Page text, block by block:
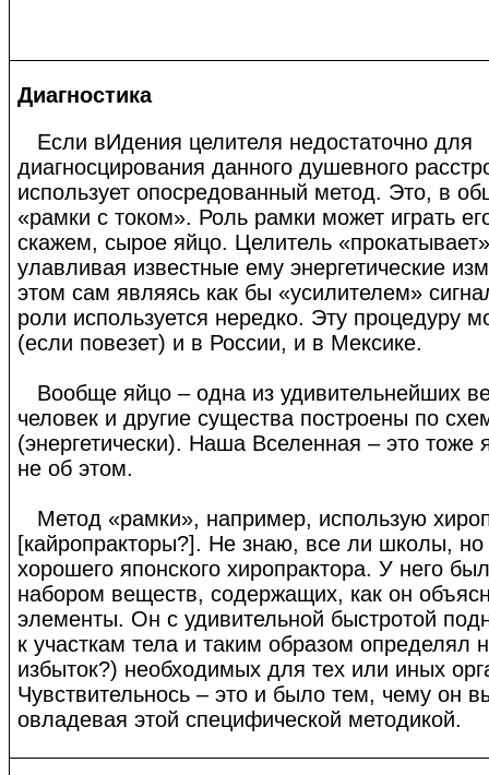
Диагностика
Если вИдения целителя недостаточно для
диагносцирования данного душевного
использует опосредованный метод. Это, в
«рамки с током». Роль рамки может играть
скажем, сырое яйцо. Целитель
улавливая известные ему энергетические
этом сам являясь как бы «усилителем»
роли используется нередко. Эту процедуру
(если повезет) и в России, и в Мексике.
Вообще яйцо – одна из удивительнейших
человек и другие существа построены по
(энергетически). Наша Вселенная – это тоже
не об этом.
Метод «рамки», например, использую
[кайропракторы?]. Не знаю, все ли школы, но
хорошего японского хиропрактора. У него
набором веществ, содержащих, как он
элементы. Он с удивительной быстротой
к участкам тела и таким образом определял
избыток?) необходимых для тех или иных
Чувствительнось – это и было тем, чему он
овладевая этой специфической методикой.